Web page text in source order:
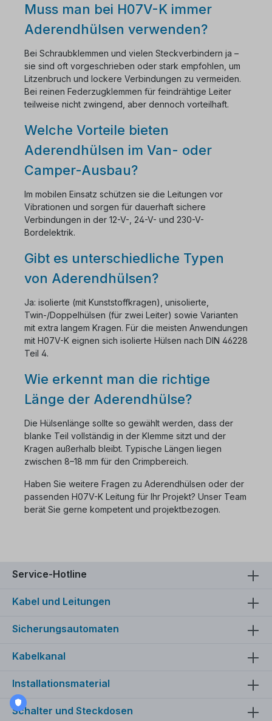
Muss man bei H07V-K immer
Aderendhülsen verwenden?
Bei Schraubklemmen und vielen Steckverbindern ja –
sie sind oft vorgeschrieben oder stark empfohlen, um
Litzenbruch und lockere Verbindungen zu vermeiden.
Bei reinen Federzugklemmen für feindrähtige Leiter
teilweise nicht zwingend, aber dennoch vorteilhaft.
Welche Vorteile bieten
Aderendhülsen im Van- oder
Camper-Ausbau?
Im mobilen Einsatz schützen sie die Leitungen vor
Vibrationen und sorgen für dauerhaft sichere
Verbindungen in der 12-V-, 24-V- und 230-V-
Bordelektrik.
Gibt es unterschiedliche Typen
von Aderendhülsen?
Ja: isolierte (mit Kunststoffkragen), unisolierte,
Twin-/Doppelhülsen (für zwei Leiter) sowie Varianten
mit extra langem Kragen. Für die meisten Anwendungen
mit H07V-K eignen sich isolierte Hülsen nach DIN 46228
Teil 4.
Wie erkennt man die richtige
Länge der Aderendhülse?
Die Hülsenlänge sollte so gewählt werden, dass der
blanke Teil vollständig in der Klemme sitzt und der
Kragen außerhalb bleibt. Typische Längen liegen
zwischen 8–18 mm für den Crimpbereich.
Haben Sie weitere Fragen zu Aderendhülsen oder der
passenden H07V-K Leitung für Ihr Projekt? Unser Team
berät Sie gerne kompetent und projektbezogen.
Service-Hotline
Kabel und Leitungen
Sicherungsautomaten
Kabelkanal
Installationsmaterial
Schalter und Steckdosen